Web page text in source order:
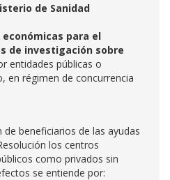
de Sanidad
económicas para el
de investigación sobre
entidades públicas o
en régimen de concurrencia
beneficiarios de las ayudas
los centros
como privados sin
se entiende por: